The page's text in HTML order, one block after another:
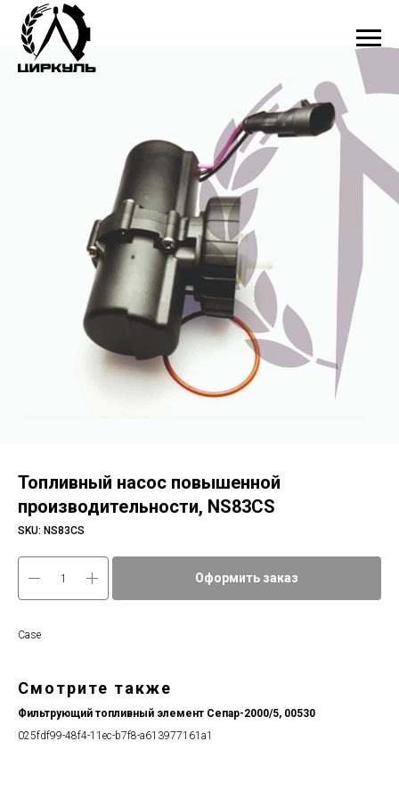
Топливный насос повышенной
производительности, NS83CS
SKU: NS83CS
Оформить заказ
Case
Смотрите также
Фильтрующий топливный элемент Сепар-2000/5, 00530
025fdf99-48f4-11ec-b7f8-a613977161a1